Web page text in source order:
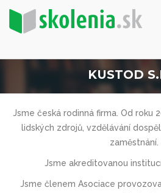
KUSTOD
Jsme česká rodinná firma. Od roku
lidských zdrojů, vzdělávání
zaměstnání.
Jsme akreditovanou
Jsme členem Asociace